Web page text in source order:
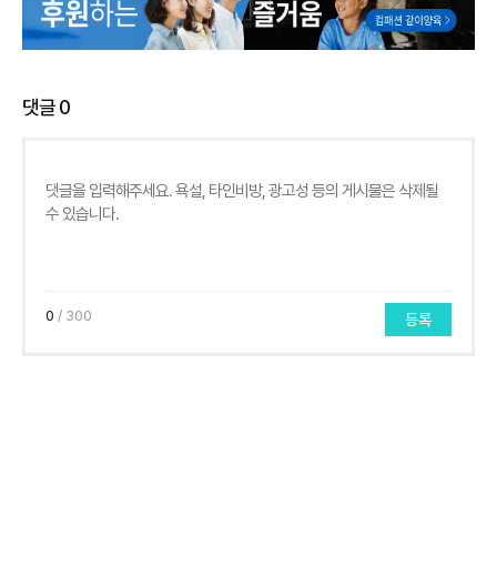
댓글0
0 / 300 등록